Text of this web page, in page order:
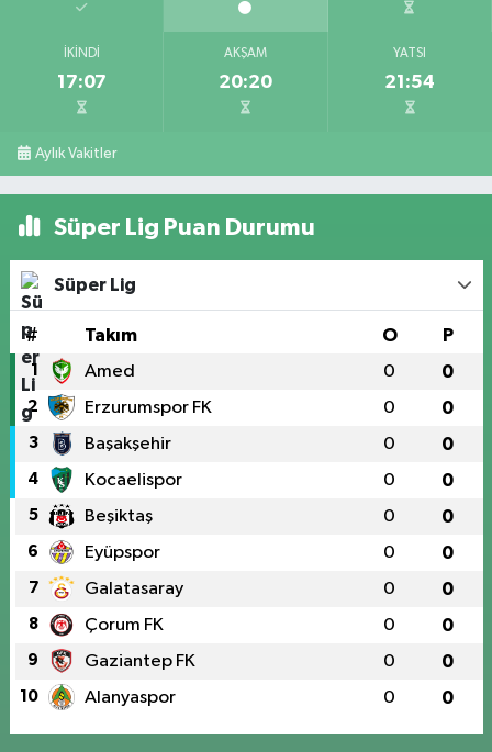
İKINDI
17:07
AKŞAM
20:20
YATSI
21:54
Aylık Vakitler
Süper Lig Puan Durumu
Süper Lig
# Takım O P
1 Amed 0 0
2 Erzurumspor FK 0 0
3 Başakşehir 0 0
4 Kocaelispor 0 0
5 Beşiktaş 0 0
6 Eyüpspor 0 0
7 Galatasaray 0 0
8 Çorum FK 0 0
9 Gaziantep FK 0 0
10 Alanyaspor 0 0